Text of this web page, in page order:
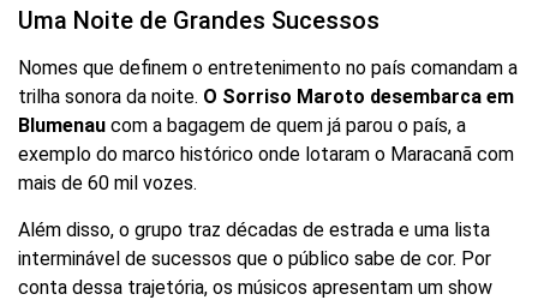
Uma Noite de Grandes Sucessos
Nomes que definem o entretenimento no país comandam a
trilha sonora da noite. O Sorriso Maroto desembarca em
Blumenau com a bagagem de quem já parou o país, a
exemplo do marco histórico onde lotaram o Maracanã com
mais de 60 mil vozes.
Além disso, o grupo traz décadas de estrada e uma lista
interminável de sucessos que o público sabe de cor. Por
conta dessa trajetória, os músicos apresentam um show